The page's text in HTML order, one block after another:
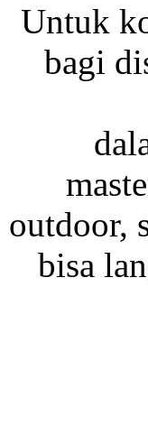
Untuk
bagi
outdoor,
bisa